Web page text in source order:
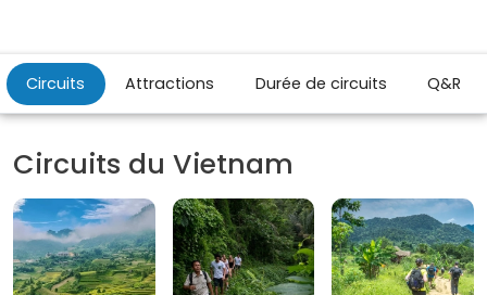
Circuits Attractions Durée de circuits Q&R
Circuits du Vietnam